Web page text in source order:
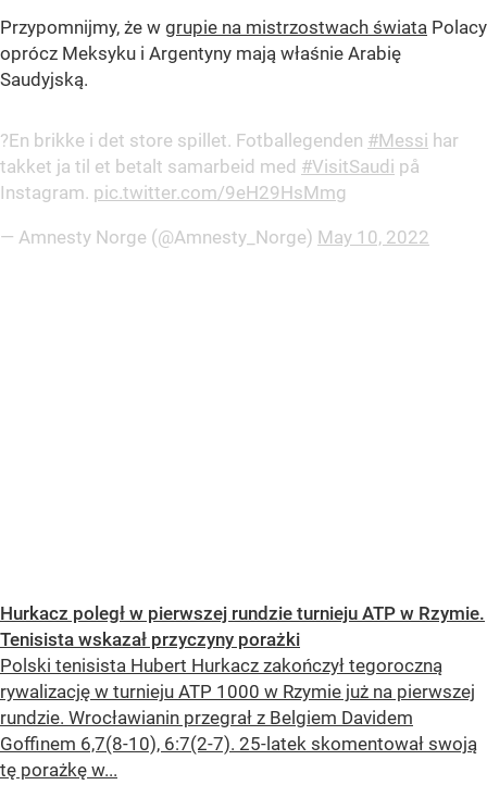
Przypomnijmy, że w grupie na mistrzostwach świata Polacy
oprócz Meksyku i Argentyny mają właśnie Arabię
Saudyjską.
?En brikke i det store spillet. Fotballegenden #Messi har
takket ja til et betalt samarbeid med #VisitSaudi på
Instagram. pic.twitter.com/9eH29HsMmg
— Amnesty Norge (@Amnesty_Norge) May 10, 2022
Hurkacz poległ w pierwszej rundzie turnieju ATP w Rzymie.
Tenisista wskazał przyczyny porażki
Polski tenisista Hubert Hurkacz zakończył tegoroczną
rywalizację w turnieju ATP 1000 w Rzymie już na pierwszej
rundzie. Wrocławianin przegrał z Belgiem Davidem
Goffinem 6,7(8-10), 6:7(2-7). 25-latek skomentował swoją
tę porażkę w...